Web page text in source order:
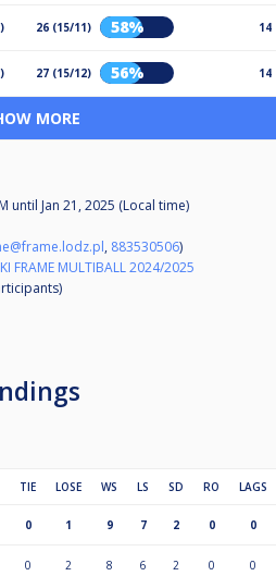
26 (15/11) 58% 14
27 (15/12) 56% 14
MORE
until Jan 21, 2025 (Local time)
, 883530506)
FRAME MULTIBALL 2024/2025
)
TIE LOSE WS LS SD RO LAGS
0 1 9 7 2 0 0
0 2 8 6 2 0 0